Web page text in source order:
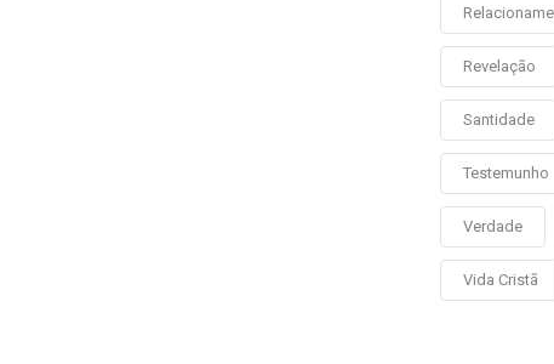
Revelação
Santidade
Testemunho
Verdade
Vida Cristã